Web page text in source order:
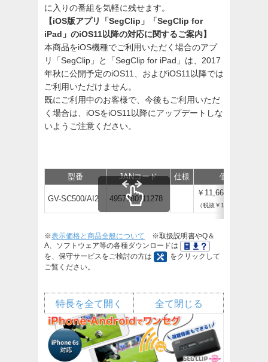
に入りの番組を気軽に残せます。
【iOS版アプリ「SegClip」「SegClip for
iPad」のiOS11以降の対応に関するご案内】
本商品をiOS機種でご利用いただく場合のアプ
リ「SegClip」と「SegClip for iPad」は、2017
年秋に公開予定のiOS11、およびiOS11以降では
ご利用いただけません。
既にご利用中のお客様で、今後もご利用いただ
く場合は、iOSをiOS11以降にアップデートしな
いようご注意ください。
型番 JANコード 仕様 価格
GV-SC500/AI2 4957180111278
￥11,660
（税抜￥10,600）
※表示価格と商品全般について ※取扱説明書やQ＆
A、ソフトウェア等の各種ダウンロードは
を、保守サービスをご検討の方は
をクリックして
ご覧ください。
全て閉じる
特長を全て開く